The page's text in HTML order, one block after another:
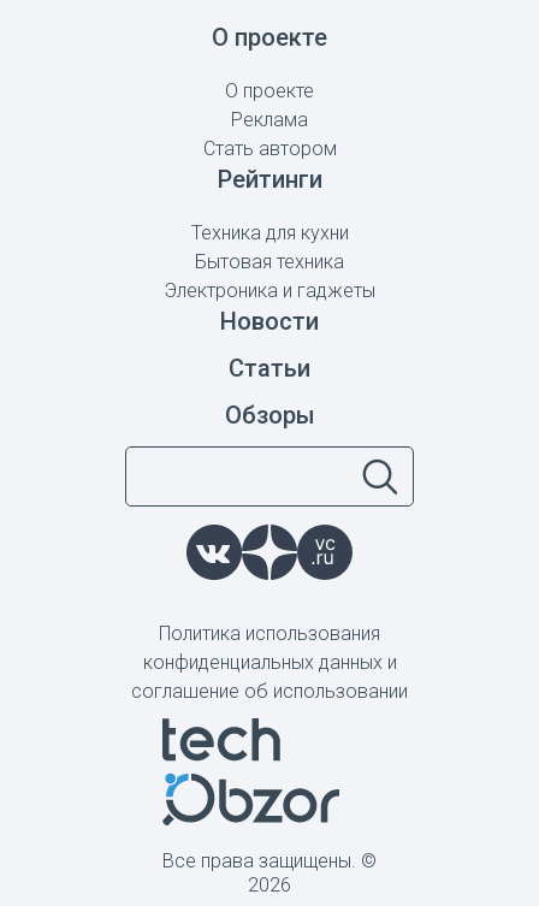
Все права защищены. ©
2026
О проекте
О проекте
Реклама
Стать автором
Рейтинги
Техника для кухни
Бытовая техника
Электроника и гаджеты
Новости
Статьи
Обзоры
Политика использования
конфиденциальных данных и
соглашение об использовании